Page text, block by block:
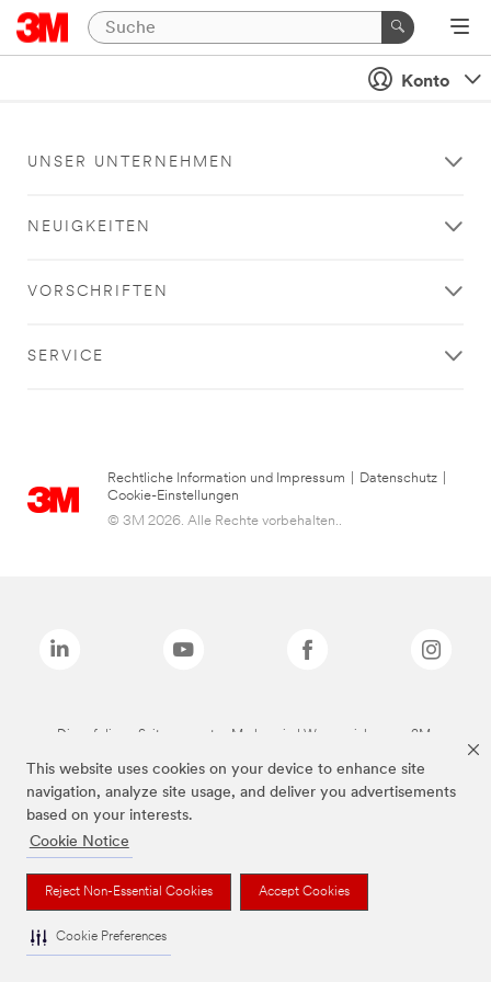
This website uses cookies on your device to enhance site
navigation, analyze site usage, and deliver you advertisements
based on your interests.
Cookie Notice
Reject Non-Essential Cookies Accept Cookies
Cookie Preferences
Konto
UNSER UNTERNEHMEN
NEUIGKEITEN
VORSCHRIFTEN
SERVICE
Rechtliche Information und Impressum Datenschutz
Cookie-Einstellungen
© 3M 2026. Alle Rechte vorbehalten..
Die auf dieser Seite genannten Marken sind Warenzeichen von 3M.